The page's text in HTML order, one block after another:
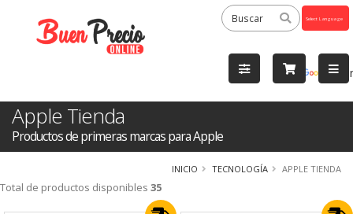
by
Apple Tienda
Productos de primeras marcas para Apple
INICIO TECNOLOGÍA APPLE TIENDA
Total de productos disponibles 35